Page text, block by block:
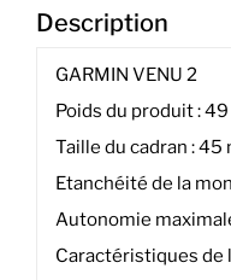
Description
GARMIN VENU 2
Poids du produit :
Taille du cadran : 45
Etanchéité de la
Autonomie
Caractéristiques de